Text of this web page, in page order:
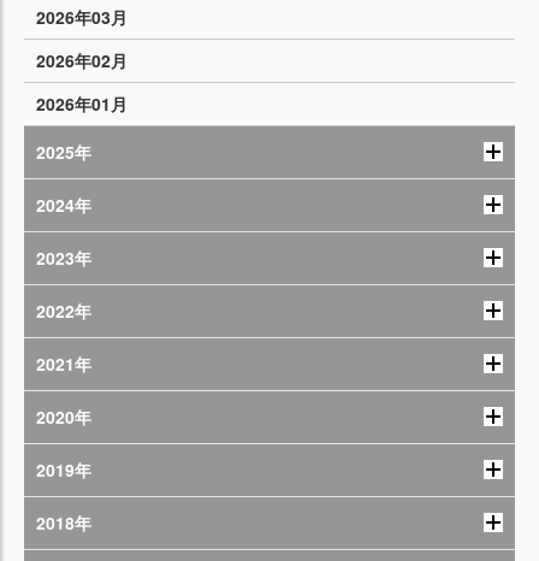
2026年03月
2026年02月
2026年01月
2025年
2024年
2023年
2022年
2021年
2020年
2019年
2018年